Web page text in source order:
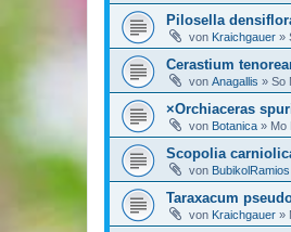
Pilosella
von Kraichgauer »
Cerastium
von Anagallis » So
×Orchiaceras
von Botanica » Mo
Scopolia
von BubikolRamios
Taraxacum
von Kraichgauer »